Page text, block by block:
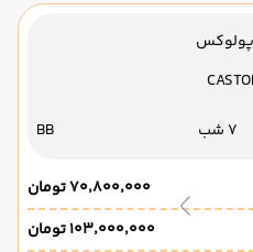
پولوکس
7 شب BB
۷۰٬۸۰۰٬۰۰۰ تومان
۱۰۳٬۰۰۰٬۰۰۰ تومان